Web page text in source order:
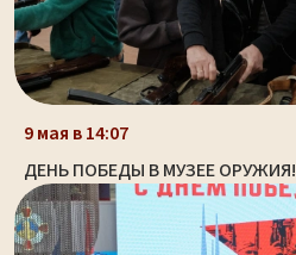
9 мая в 14:07
ДЕНЬ ПОБЕДЫ В МУЗЕЕ ОРУЖИЯ!